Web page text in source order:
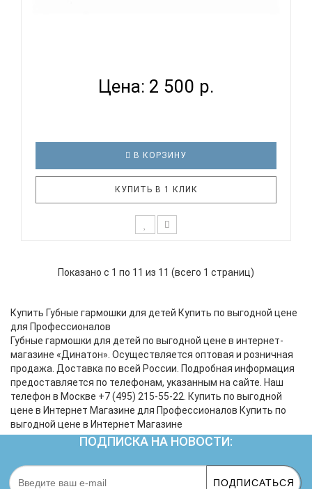
Цена: 2 500 р.
В КОРЗИНУ
КУПИТЬ В 1 КЛИК
EASTTOP LUCKY 8 RED COMB Технические
красный пластик Материал крышек: нержавеющая
сталь Материал язычков: фосфо..
Показано с 1 по 11 из 11 (всего 1 страниц)
Купить Губные гармошки для детей Купить по выгодной цене
для Профессионалов
Губные гармошки для детей по выгодной цене в интернет-
магазине «Динатон». Осуществляется оптовая и розничная
продажа. Доставка по всей России. Подробная информация
предоставляется по телефонам, указанным на сайте. Наш
телефон в Москве +7 (495) 215-55-22. Купить по выгодной
цене в Интернет Магазине для Профессионалов Купить по
выгодной цене в Интернет Магазине
ПОДПИСКА НА НОВОСТИ:
ПОДПИСАТЬСЯ